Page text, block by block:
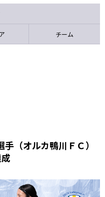
チーム
（オルカ鴨川ＦＣ）